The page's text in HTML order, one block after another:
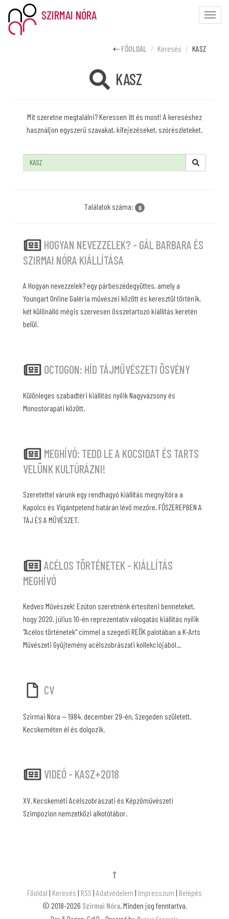
Toggle
SZIRMAI NÓRA
FŐOLDAL Keresés KASZ
KASZ
Mit szeretne megtalálni? Keressen itt és most! A kereséshez
használjon egyszerű szavakat, kifejezéseket, szórészleteket.
Találatok száma: 6
HOGYAN NEVEZZELEK? - GÁL BARBARA ÉS
SZIRMAI NÓRA KIÁLLÍTÁSA
A Hogyan nevezzelek? egy párbeszédegyüttes, amely a
Youngart Online Galéria művészei között és keresztül történik,
két különálló mégis szervesen összetartozó kiállítás keretén
belül.
OCTOGON: HÍD TÁJMŰVÉSZETI ÖSVÉNY
Különleges szabadtéri kiállítás nyílik Nagyvázsony és
Monostorapáti között.
MEGHÍVÓ: TEDD LE A KOCSIDAT ÉS TARTS
VELÜNK KULTÚRÁZNI!
Szeretettel várunk egy rendhagyó kiállítás megnyitóra a
Kapolcs és Vigántpetend határán lévő mezőre. FŐSZEREPBEN A
TÁJ ÉS A MŰVÉSZET.
ACÉLOS TÖRTÉNETEK - KIÁLLÍTÁS
MEGHÍVÓ
Kedves Művészek! Ezúton szeretnénk értesíteni benneteket,
hogy 2020. július 10-én reprezentatív válogatás kiállítás nyílik
"Acélos történetek" címmel a szegedi REÖK palotában a K-Arts
Művészeti Gyűjtemény acélszobrászati kollekciójából...
CV
Szirmai Nóra — 1984. december 29-én, Szegeden született.
Kecskeméten él és dolgozik.
VIDEÓ - KASZ+2018
XV. Kecskeméti Acélszobrászati és Képzőművészeti
Szimpozion nemzetközi alkotótábor.
Főoldal | Keresés | RSS | Adatvédelem | Impresszum | Belépés
© 2018-2026 Szirmai Nóra. Minden jog fenntartva.